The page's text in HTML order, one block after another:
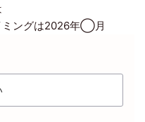
ミングは2026年◯月